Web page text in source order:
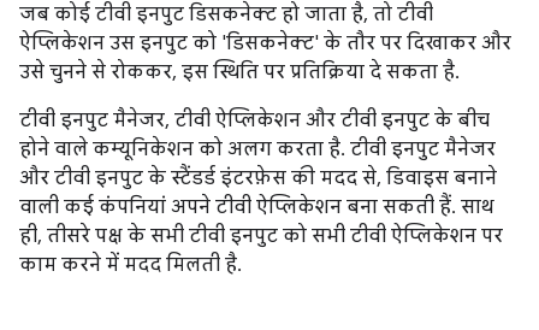
जब कोई टीवी इनपुट डिसकनेक्ट हो जाता है, तो टीवी
ऐप्लिकेशन उस इनपुट को 'डिसकनेक्ट' के तौर पर दिखाकर और
उसे चुनने से रोककर, इस स्थिति पर प्रतिक्रिया दे सकता है.
टीवी इनपुट मैनेजर, टीवी ऐप्लिकेशन और टीवी इनपुट के बीच
होने वाले कम्यूनिकेशन को अलग करता है. टीवी इनपुट मैनेजर
और टीवी इनपुट के स्टैंडर्ड इंटरफ़ेस की मदद से, डिवाइस बनाने
वाली कई कंपनियां अपने टीवी ऐप्लिकेशन बना सकती हैं. साथ
ही, तीसरे पक्ष के सभी टीवी इनपुट को सभी टीवी ऐप्लिकेशन पर
काम करने में मदद मिलती है.